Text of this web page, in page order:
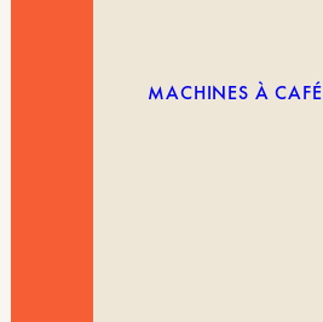
MACHINES À CAFÉ